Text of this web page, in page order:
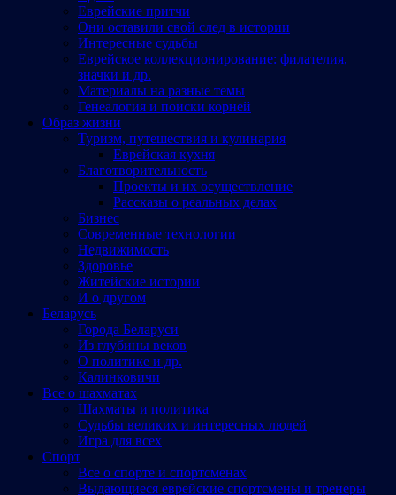
Еврейские притчи
Они оставили свой след в истории
Интересные судьбы
Еврейское коллекционирование: филателия,
значки и др.
Материалы на разные темы
Генеалогия и поиски корней
Образ жизни
Туризм, путешествия и кулинария
Еврейская кухня
Благотворительность
Проекты и их осуществление
Рассказы о реальных делах
Бизнес
Современные технологии
Недвижимость
Здоровье
Житейские истории
И о другом
Беларусь
Города Беларуси
Из глубины веков
О политике и др.
Калинковичи
Все о шахматах
Шахматы и политика
Судьбы великих и интересных людей
Игра для всех
Спорт
Все о спорте и спортсменах
Выдающиеся еврейские спортсмены и тренеры